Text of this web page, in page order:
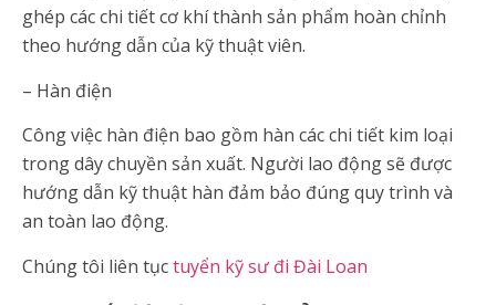
ghép các chi tiết cơ khí thành sản phẩm hoàn chỉnh
theo hướng dẫn của kỹ thuật viên.
– Hàn điện
Công việc hàn điện bao gồm hàn các chi tiết kim loại
trong dây chuyền sản xuất. Người lao động sẽ được
hướng dẫn kỹ thuật hàn đảm bảo đúng quy trình và
an toàn lao động.
Chúng tôi liên tụctuyển kỹ sư đi Đài Loan